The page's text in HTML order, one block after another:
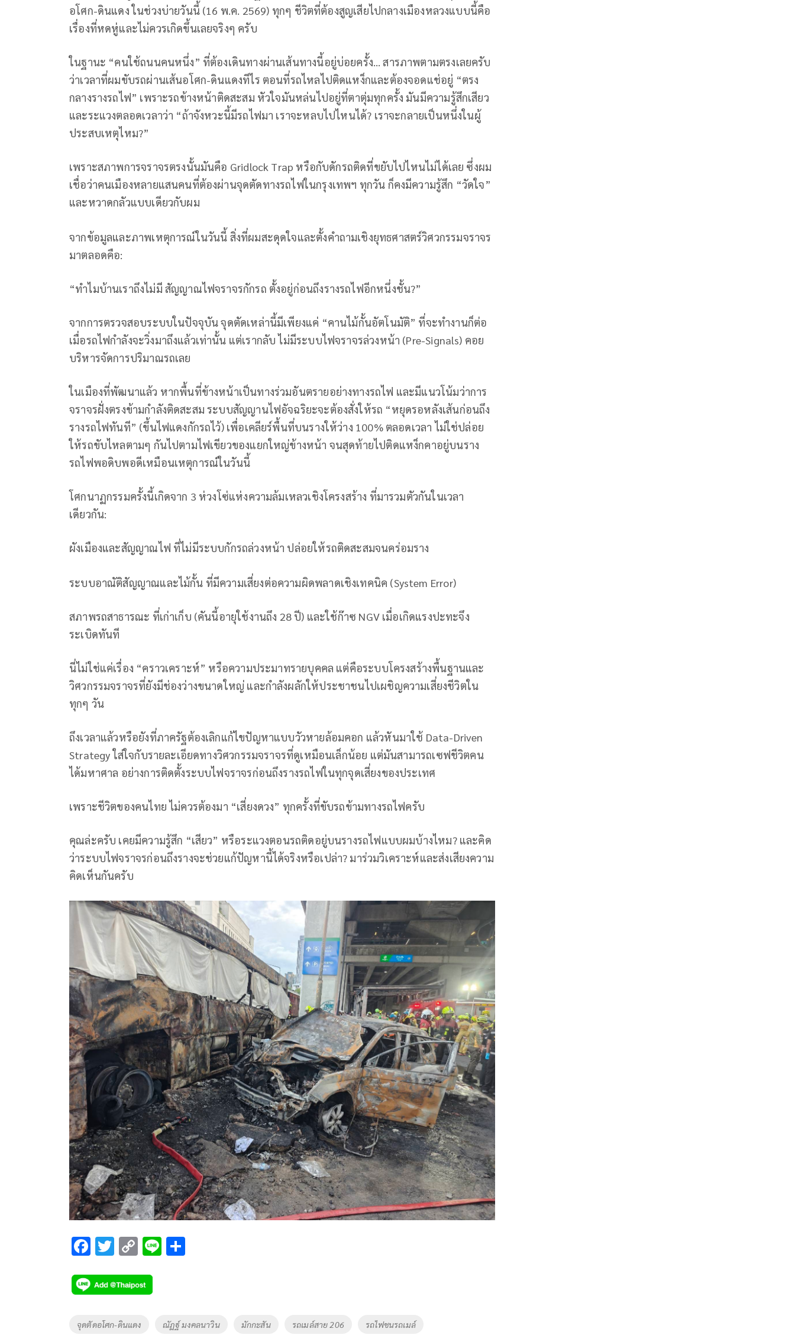
อโศก-ดินแดง ในช่วงบ่ายวันนี้ (16 พ.ค. 2569) ทุกๆ ชีวิตที่ต้องสูญเสียไปกลางเมืองหลวงแบบนี้คือ
เรื่องที่หดหู่และไม่ควรเกิดขึ้นเลยจริงๆ ครับ
ในฐานะ “คนใช้ถนนคนหนึ่ง” ที่ต้องเดินทางผ่านเส้นทางนี้อยู่บ่อยครั้ง… สารภาพตามตรงเลยครับ
ว่าเวลาที่ผมขับรถผ่านเส้นอโศก-ดินแดงทีไร ตอนที่รถไหลไปติดแหง็กและต้องจอดแช่อยู่ “ตรง
กลางรางรถไฟ” เพราะรถข้างหน้าติดสะสม หัวใจมันหล่นไปอยู่ที่ตาตุ่มทุกครั้ง มันมีความรู้สึกเสียว
และระแวงตลอดเวลาว่า “ถ้าจังหวะนี้มีรถไฟมา เราจะหลบไปไหนได้? เราจะกลายเป็นหนึ่งในผู้
ประสบเหตุไหม?”
เพราะสภาพการจราจรตรงนั้นมันคือ Gridlock Trap หรือกับดักรถติดที่ขยับไปไหนไม่ได้เลย ซึ่งผม
เชื่อว่าคนเมืองหลายแสนคนที่ต้องผ่านจุดตัดทางรถไฟในกรุงเทพฯ ทุกวัน ก็คงมีความรู้สึก “วัดใจ”
และหวาดกลัวแบบเดียวกับผม
จากข้อมูลและภาพเหตุการณ์ในวันนี้ สิ่งที่ผมสะดุดใจและตั้งคำถามเชิงยุทธศาสตร์วิศวกรรมจราจร
มาตลอดคือ:
“ทำไมบ้านเราถึงไม่มี สัญญาณไฟจราจรกักรถ ตั้งอยู่ก่อนถึงรางรถไฟอีกหนึ่งชั้น?”
จากการตรวจสอบระบบในปัจจุบัน จุดตัดเหล่านี้มีเพียงแค่ “คานไม้กั้นอัตโนมัติ” ที่จะทำงานก็ต่อ
เมื่อรถไฟกำลังจะวิ่งมาถึงแล้วเท่านั้น แต่เรากลับ ไม่มีระบบไฟจราจรล่วงหน้า (Pre-Signals) คอย
บริหารจัดการปริมาณรถเลย
ในเมืองที่พัฒนาแล้ว หากพื้นที่ข้างหน้าเป็นทางร่วมอันตรายอย่างทางรถไฟ และมีแนวโน้มว่าการ
จราจรฝั่งตรงข้ามกำลังติดสะสม ระบบสัญญานไฟอัจฉริยะจะต้องสั่งให้รถ “หยุดรอหลังเส้นก่อนถึง
รางรถไฟทันที” (ขึ้นไฟแดงกักรถไว้) เพื่อเคลียร์พื้นที่บนรางให้ว่าง 100% ตลอดเวลา ไม่ใช่ปล่อย
ให้รถขับไหลตามๆ กันไปตามไฟเขียวของแยกใหญ่ข้างหน้า จนสุดท้ายไปติดแหง็กคาอยู่บนราง
รถไฟพอดิบพอดีเหมือนเหตุการณ์ในวันนี้
​โศกนาฏกรรมครั้งนี้เกิดจาก 3 ห่วงโซ่แห่งความล้มเหลวเชิงโครงสร้าง ที่มารวมตัวกันในเวลา
เดียวกัน:
ผังเมืองและสัญญาณไฟ ที่ไม่มีระบบกักรถล่วงหน้า ปล่อยให้รถติดสะสมจนคร่อมราง
ระบบอาณัติสัญญาณและไม้กั้น ที่มีความเสี่ยงต่อความผิดพลาดเชิงเทคนิค (System Error)
สภาพรถสาธารณะ ที่เก่าเก็บ (คันนี้อายุใช้งานถึง 28 ปี) และใช้ก๊าซ NGV เมื่อเกิดแรงปะทะจึง
ระเบิดทันที
นี่ไม่ใช่แค่เรื่อง “คราวเคราะห์” หรือความประมาทรายบุคคล แต่คือระบบโครงสร้างพื้นฐานและ
วิศวกรรมจราจรที่ยังมีช่องว่างขนาดใหญ่ และกำลังผลักให้ประชาชนไปเผชิญความเสี่ยงชีวิตใน
ทุกๆ วัน
ถึงเวลาแล้วหรือยังที่ภาครัฐต้องเลิกแก้ไขปัญหาแบบวัวหายล้อมคอก แล้วหันมาใช้ Data-Driven
Strategy ใส่ใจกับรายละเอียดทางวิศวกรรมจราจรที่ดูเหมือนเล็กน้อย แต่มันสามารถเซฟชีวิตคน
ได้มหาศาล อย่างการติดตั้งระบบไฟจราจรก่อนถึงรางรถไฟในทุกจุดเสี่ยงของประเทศ
​เพราะชีวิตของคนไทย ไม่ควรต้องมา “เสี่ยงดวง” ทุกครั้งที่ขับรถข้ามทางรถไฟครับ
คุณล่ะครับ เคยมีความรู้สึก “เสียว” หรือระแวงตอนรถติดอยู่บนรางรถไฟแบบผมบ้างไหม? และคิด
ว่าระบบไฟจราจรก่อนถึงรางจะช่วยแก้ปัญหานี้ได้จริงหรือเปล่า? มาร่วมวิเคราะห์และส่งเสียงความ
คิดเห็นกันครับ
F
e
b
o
T
tt
er
C
p
y
Li
Li
Tags
จุดตัดอโศก-ดินแดง ณัฏฐ์ มงคลนาวิน มักกะสัน รถเมล์สาย 206 รถไฟชนรถเมล์